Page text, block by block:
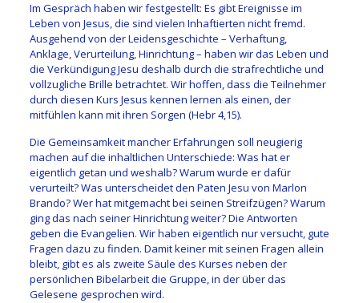
Im Gespräch haben wir festgestellt: Es gibt Ereignisse im
Leben von Jesus, die sind vielen Inhaftierten nicht fremd.
Ausgehend von der Leidensgeschichte – Verhaftung,
Anklage, Verurteilung, Hinrichtung – haben wir das Leben und
die Verkündigung Jesu deshalb durch die strafrechtliche und
vollzugliche Brille betrachtet. Wir hoffen, dass die Teilnehmer
durch diesen Kurs Jesus kennen lernen als einen, der
mitfühlen kann mit ihren Sorgen (Hebr 4,15).
Die Gemeinsamkeit mancher Erfahrungen soll neugierig
machen auf die inhaltlichen Unterschiede: Was hat er
eigentlich getan und weshalb? Warum wurde er dafür
verurteilt? Was unterscheidet den Paten Jesu von Marlon
Brando? Wer hat mitgemacht bei seinen Streifzügen? Warum
ging das nach seiner Hinrichtung weiter? Die Antworten
geben die Evangelien. Wir haben eigentlich nur versucht, gute
Fragen dazu zu finden. Damit keiner mit seinen Fragen allein
bleibt, gibt es als zweite Säule des Kurses neben der
persönlichen Bibelarbeit die Gruppe, in der über das
Gelesene gesprochen wird.